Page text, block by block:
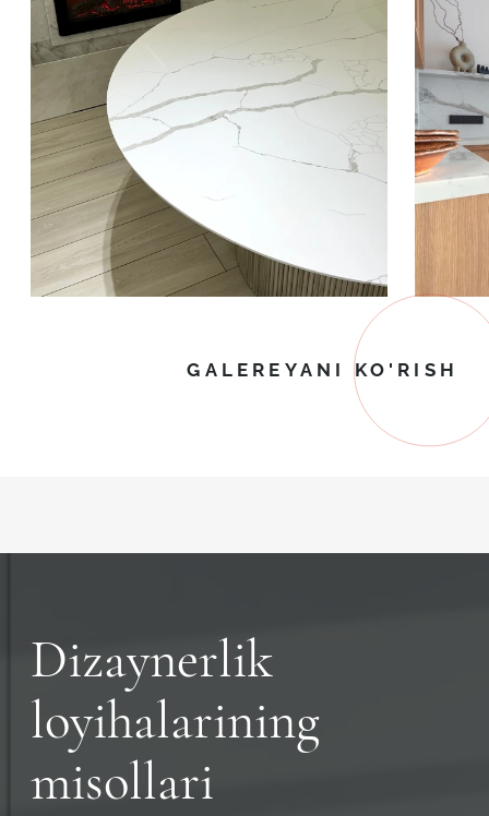
GALEREYANI KO'RISH
Dizaynerlik
loyihalarining
misollari